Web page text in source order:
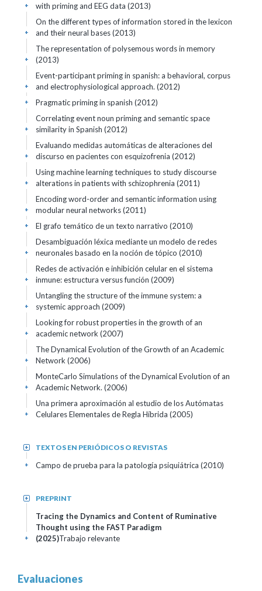
with priming and EEG data (2013)
+
On the different types of information stored in the lexicon
and their neural bases (2013)
+
The representation of polysemous words in memory
(2013)
+
Event-participant priming in spanish: a behavioral, corpus
and electrophysiological approach. (2012)
+
Pragmatic priming in spanish (2012)
+
Correlating event noun priming and semantic space
similarity in Spanish (2012)
+
Evaluando medidas automáticas de alteraciones del
discurso en pacientes con esquizofrenia (2012)
+
Using machine learning techniques to study discourse
alterations in patients with schizophrenia (2011)
+
Encoding word-order and semantic information using
modular neural networks (2011)
+
El grafo temático de un texto narrativo (2010)
+
Desambiguación léxica mediante un modelo de redes
neuronales basado en la noción de tópico (2010)
+
Redes de activación e inhibición celular en el sistema
inmune: estructura versus función (2009)
+
Untangling the structure of the immune system: a
systemic approach (2009)
+
Looking for robust properties in the growth of an
academic network (2007)
+
The Dynamical Evolution of the Growth of an Academic
Network (2006)
+
MonteCarlo Simulations of the Dynamical Evolution of an
Academic Network. (2006)
+
Una primera aproximación al estudio de los Autómatas
Celulares Elementales de Regla Híbrida (2005)
+
TEXTOS EN PERIÓDICOS O REVISTAS
+
Campo de prueba para la patología psiquiátrica (2010)
+
PREPRINT
+
Tracing the Dynamics and Content of Ruminative
Thought using the FAST Paradigm
(2025)Trabajo relevante
+
Evaluaciones